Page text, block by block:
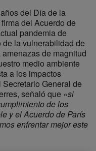
del Día de la
del Acuerdo de
pandemia de
de la vulnerabilidad de
de magnitud
medio ambiente
a los impactos
General de
señaló que «si
de los
y el Acuerdo de París
enfrentar mejor este